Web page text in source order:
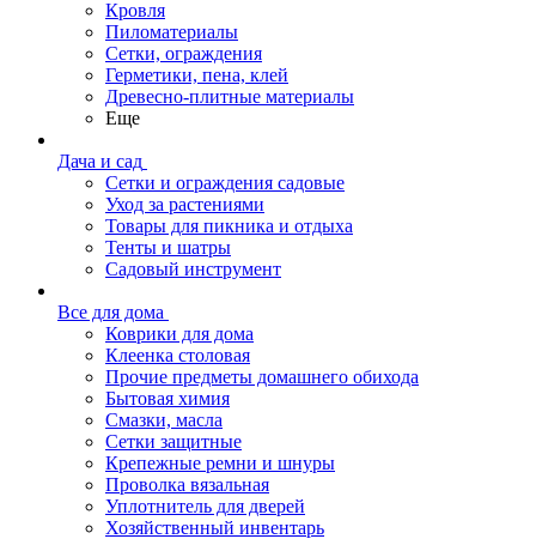
Кровля
Пиломатериалы
Сетки, ограждения
Герметики, пена, клей
Древесно-плитные материалы
Еще
Дача и сад
Сетки и ограждения садовые
Уход за растениями
Товары для пикника и отдыха
Тенты и шатры
Садовый инструмент
Все для дома
Коврики для дома
Клеенка столовая
Прочие предметы домашнего обихода
Бытовая химия
Смазки, масла
Сетки защитные
Крепежные ремни и шнуры
Проволка вязальная
Уплотнитель для дверей
Хозяйственный инвентарь